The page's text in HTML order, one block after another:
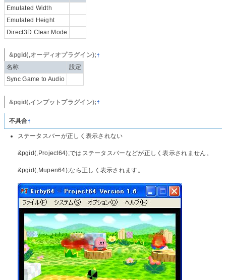
Emulated Width
Emulated Height
Direct3D Clear Mode
&pgid(,オーディオプラグイン);†
名称
設定
Sync Game to Audio
&pgid(,インプットプラグイン);†
不具合†
ステータスバーが正しく表示されない
&pgid(,Project64);ではステータスバーなどが正しく表示されません。
&pgid(,Mupen64);なら正しく表示されます。